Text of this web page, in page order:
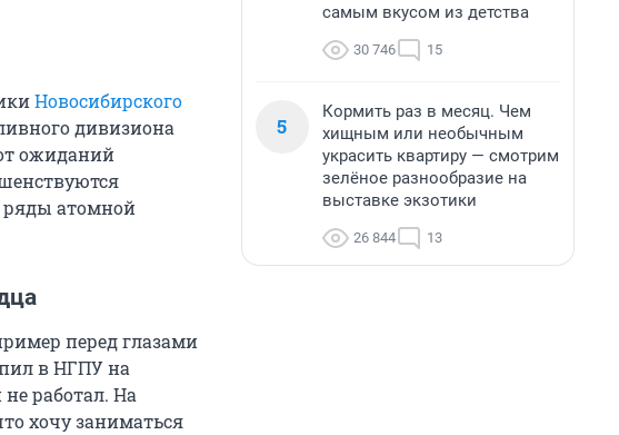
Новосибирского
дивизиона
ожиданий
ряды атомной
перед глазами
в НГПУ на
работал. На
хочу заниматься
самым вкусом из детства
30 746 15
5
Кормить раз в месяц. Чем
хищным или необычным
украсить квартиру — смотрим
зелёное разнообразие на
выставке экзотики
26 844 13